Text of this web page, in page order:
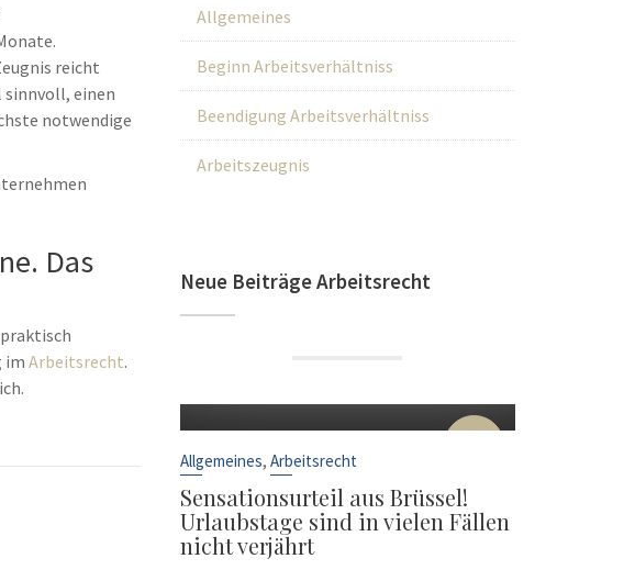
reicht
sinnvoll, einen
notwendige
Das
im Arbeitsrecht.
Allgemeines
Beginn Arbeitsverhältniss
Beendigung Arbeitsverhältniss
Arbeitszeugnis
Neue Beiträge Arbeitsrecht
22
Allgemeines,Arbeitsrecht
Sensationsurteil aus Brüssel!
Urlaubstage sind in vielen Fällen
nicht verjährt